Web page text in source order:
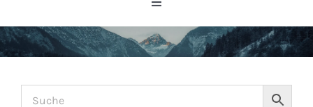
Toggle
HOME
NEWS